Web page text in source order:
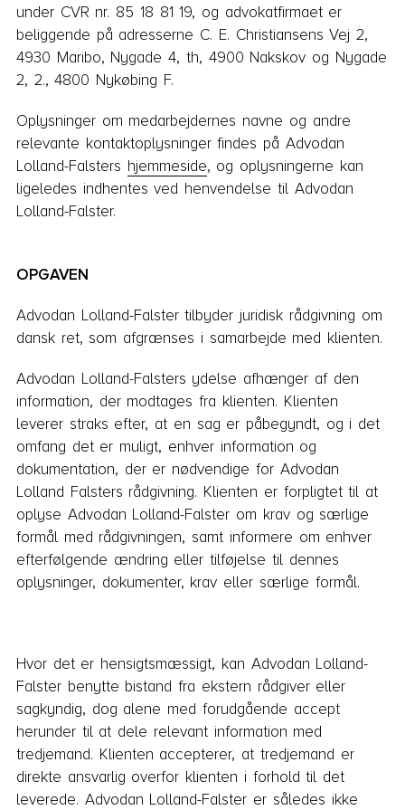
under CVR nr. 85 18 81 19, og advokatfirmaet er
beliggende på adresserne C. E. Christiansens Vej 2,
4930 Maribo, Nygade 4, th, 4900 Nakskov og Nygade
2, 2., 4800 Nykøbing F.
Oplysninger om medarbejdernes navne og andre
relevante kontaktoplysninger findes på Advodan
Lolland-Falsters hjemmeside, og oplysningerne kan
ligeledes indhentes ved henvendelse til Advodan
Lolland-Falster.
OPGAVEN
Advodan Lolland-Falster tilbyder juridisk rådgivning om
dansk ret, som afgrænses i samarbejde med klienten.
Advodan Lolland-Falsters ydelse afhænger af den
information, der modtages fra klienten. Klienten
leverer straks efter, at en sag er påbegyndt, og i det
omfang det er muligt, enhver information og
dokumentation, der er nødvendige for Advodan
Lolland Falsters rådgivning. Klienten er forpligtet til at
oplyse Advodan Lolland-Falster om krav og særlige
formål med rådgivningen, samt informere om enhver
efterfølgende ændring eller tilføjelse til dennes
oplysninger, dokumenter, krav eller særlige formål.
Hvor det er hensigtsmæssigt, kan Advodan Lolland-
Falster benytte bistand fra ekstern rådgiver eller
sagkyndig, dog alene med forudgående accept
herunder til at dele relevant information med
tredjemand. Klienten accepterer, at tredjemand er
direkte ansvarlig overfor klienten i forhold til det
leverede. Advodan Lolland-Falster er således ikke